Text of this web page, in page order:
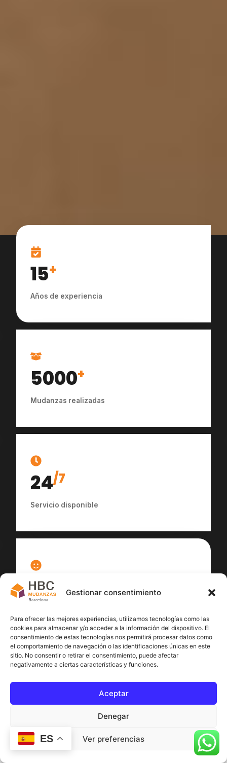
Gestionar consentimiento
Para ofrecer las mejores experiencias, utilizamos tecnologías como las
cookies para almacenar y/o acceder a la información del dispositivo. El
consentimiento de estas tecnologías nos permitirá procesar datos como
el comportamiento de navegación o las identificaciones únicas en este
sitio. No consentir o retirar el consentimiento, puede afectar
negativamente a ciertas características y funciones.
Aceptar
Denegar
Ver preferencias
15+
Años de experiencia
5000+
Mudanzas realizadas
24/7
Servicio disponible
100
ES